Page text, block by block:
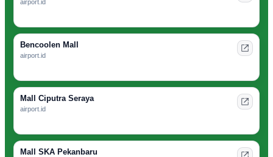
airport.id
Bencoolen Mall
airport.id
Mall Ciputra Seraya
airport.id
Mall SKA Pekanbaru